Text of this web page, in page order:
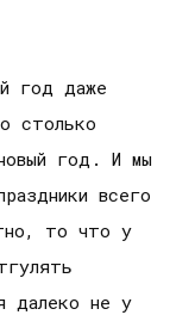
год даже
столько
год. И мы
всего
то что у
далеко не у